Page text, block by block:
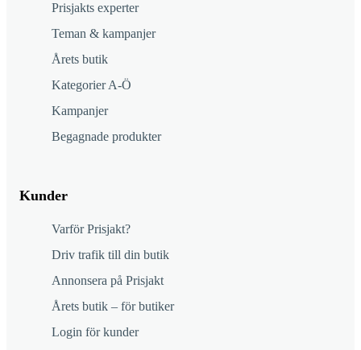
Prisjakts experter
Teman & kampanjer
Årets butik
Kategorier A-Ö
Kampanjer
Begagnade produkter
Kunder
Varför Prisjakt?
Driv trafik till din butik
Annonsera på Prisjakt
Årets butik – för butiker
Login för kunder